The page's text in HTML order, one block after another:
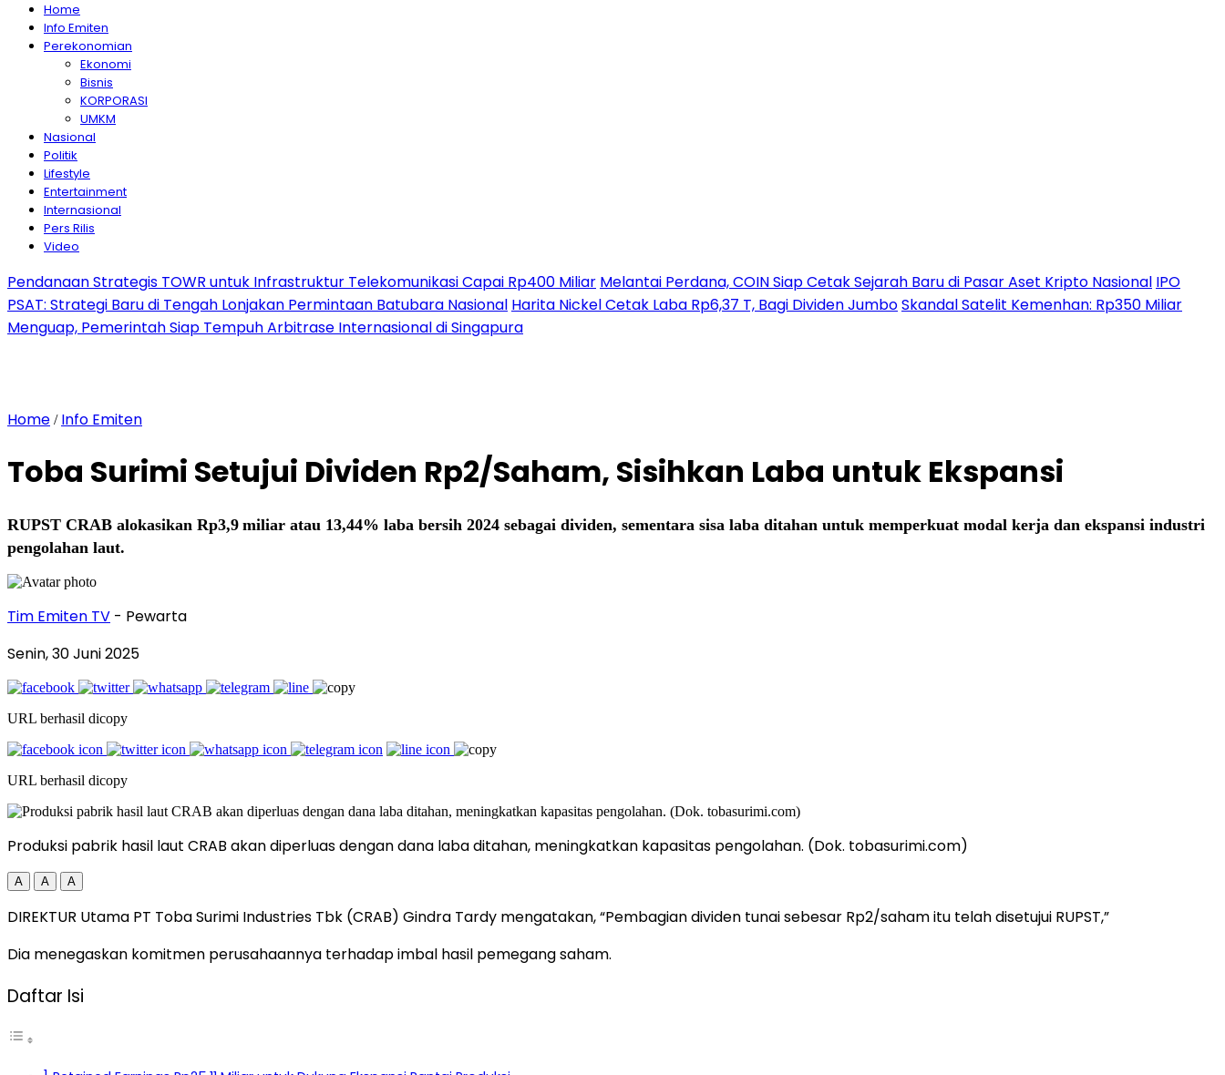
Home
Info Emiten
Perekonomian
Ekonomi
Bisnis
KORPORASI
UMKM
Nasional
Politik
Lifestyle
Entertainment
Internasional
Pers Rilis
Video
Pendanaan Strategis TOWR untuk Infrastruktur Telekomunikasi Capai Rp400 Miliar Melantai Perdana, COIN Siap Cetak Sejarah Baru di Pasar Aset Kripto Nasional IPO
PSAT: Strategi Baru di Tengah Lonjakan Permintaan Batubara Nasional Harita Nickel Cetak Laba Rp6,37 T, Bagi Dividen JumboSkandal Satelit Kemenhan: Rp350 Miliar
Menguap, Pemerintah Siap Tempuh Arbitrase Internasional di Singapura
Home / Info Emiten
Toba Surimi Setujui Dividen Rp2/Saham, Sisihkan Laba untuk Ekspansi
RUPST CRAB alokasikan Rp3,9 miliar atau 13,44% laba bersih 2024 sebagai dividen, sementara sisa laba ditahan untuk memperkuat modal kerja dan ekspansi industri
pengolahan laut.
Tim Emiten TV - Pewarta
Senin, 30 Juni 2025
URL berhasil dicopy
URL berhasil dicopy
Produksi pabrik hasil laut CRAB akan diperluas dengan dana laba ditahan, meningkatkan kapasitas pengolahan. (Dok. tobasurimi.com)
A A A
DIREKTUR Utama PT Toba Surimi Industries Tbk (CRAB) Gindra Tardy mengatakan, “Pembagian dividen tunai sebesar Rp2/saham itu telah disetujui RUPST,”
Dia menegaskan komitmen perusahaannya terhadap imbal hasil pemegang saham.
Daftar Isi